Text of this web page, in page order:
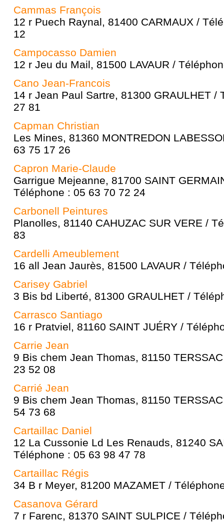
Cammas François
12 r Puech Raynal, 81400 CARMAUX /
12
Campocasso Damien
12 r Jeu du Mail, 81500 LAVAUR /
Cano Jean-Francois
14 r Jean Paul Sartre, 81300 GRAULHET /
27 81
Capman Christian
Les Mines, 81360 MONTREDON
63 75 17 26
Capron Marie-Claude
Garrigue Mejeanne, 81700 SAINT
Téléphone : 05 63 70 72 24
Carbonell Peintures
Planolles, 81140 CAHUZAC SUR VERE /
83
Cardelli Ameublement
16 all Jean Jaurès, 81500 LAVAUR /
Carisey Gabriel
3 Bis bd Liberté, 81300 GRAULHET /
Carrasco Santiago
16 r Pratviel, 81160 SAINT JUÉRY /
Carrie Jean
9 Bis chem Jean Thomas, 81150
23 52 08
Carrié Jean
9 Bis chem Jean Thomas, 81150
54 73 68
Cartaillac Daniel
12 La Cussonie Ld Les Renauds, 81240
Téléphone : 05 63 98 47 78
Cartaillac Régis
34 B r Meyer, 81200 MAZAMET /
Casanova Gérard
7 r Farenc, 81370 SAINT SULPICE /